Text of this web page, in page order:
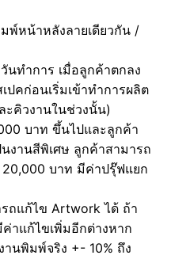
พ์หน้าหลังลายเดียวกัน /
นทำการ เมื่อลูกค้าตกลง
ปคก่อนเริ่มเข้าทำการผลิต
ะคิวงานในช่วงนั้น)
บาท ขึ้นไปและลูกค้า
งานสีพิเศษ ลูกค้าสามารถ
บาท มีค่าปรุ๊ฟแยก
ถแก้ไข Artwork ได้ ถ้า
าแก้ไขเพิ่มอีกต่างหาก
นพิมพ์จริง +- 10% ถึง